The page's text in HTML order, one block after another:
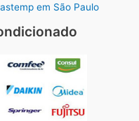
em São Paulo